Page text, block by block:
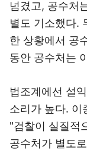
넘겼고, 공수처
별도 기소했다.
한 상황에서 공
동안 공수처는
법조계에선 설
소리가 높다. 이
"검찰이 실질적
공수처가 별도